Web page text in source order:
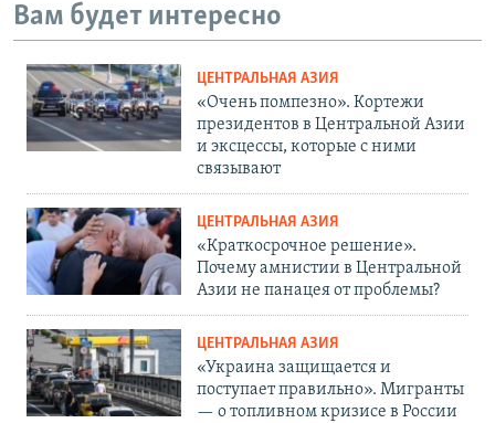
Вам будет интересно
ЦЕНТРАЛЬНАЯ АЗИЯ
«Очень помпезно». Кортежи
президентов в Центральной Азии
и эксцессы, которые с ними
связывают
ЦЕНТРАЛЬНАЯ АЗИЯ
«Краткосрочное решение».
Почему амнистии в Центральной
Азии не панацея от проблемы?
ЦЕНТРАЛЬНАЯ АЗИЯ
«Украина защищается и
поступает правильно». Мигранты
— о топливном кризисе в России